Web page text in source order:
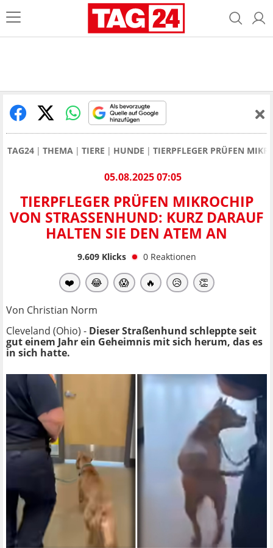
TAG24 THEMA TIERE HUNDE TIERPFLEGER PRÜFEN
05.08.2025 07:05
TIERPFLEGER PRÜFEN MIKROCHIP
VON STRASSENHUND: KURZ DARAUF H
ALTEN SIE DEN ATEM AN
9.609Klicks 0 Reaktionen
❤️ 😂 😱 🔥 😥 👏
Von Christian Norm
Cleveland (Ohio) - Dieser Straßenhund schleppte seit
gut einem Jahr ein Geheimnis mit sich herum, das es
in sich hatte.